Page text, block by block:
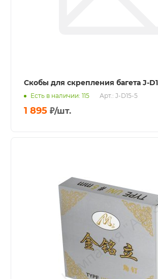
Скобы для скрепления багета J-
Есть в наличии: 115 Арт.: J-D15-5
1 895 ₽/шт.